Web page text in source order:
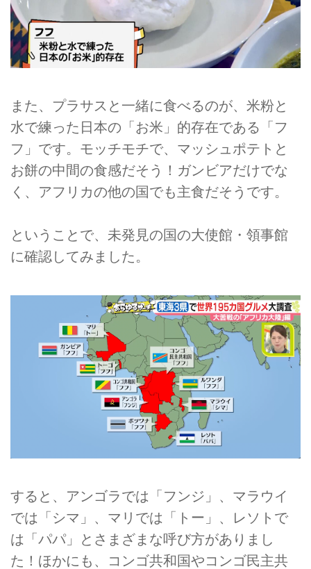
また、プラサスと一緒に食べるのが、米粉と
水で練った日本の「お米」的存在である「フ
フ」です。モッチモチで、マッシュポテトと
お餅の中間の食感だそう！ガンビアだけでな
く、アフリカの他の国でも主食だそうです。
ということで、未発見の国の大使館・領事館
に確認してみました。
すると、アンゴラでは「フンジ」、マラウイ
では「シマ」、マリでは「トー」、レソトで
は「パパ」とさまざまな呼び方がありまし
た！ほかにも、コンゴ共和国やコンゴ民主共